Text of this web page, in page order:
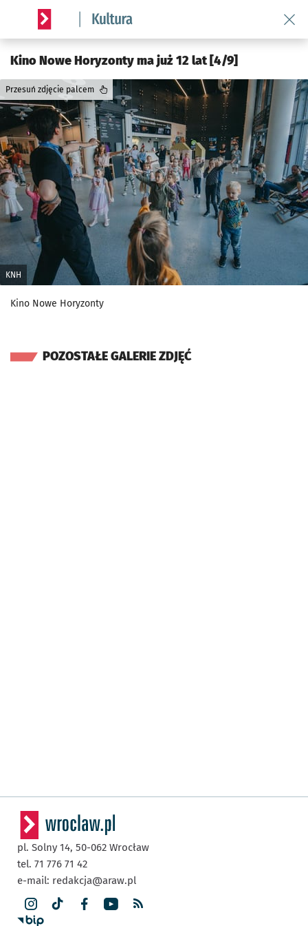
Serwis informacyjny wroclaw.pl podserwis: Kultura
Kino Nowe Horyzonty ma już 12 lat [4/9]
KNH
Przesuń zdjęcie palcem
Kino Nowe Horyzonty
POZOSTAŁE GALERIE ZDJĘĆ
pl. Solny 14, 50-062 Wrocław
tel. 71 776 71 42
e-mail: redakcja@araw.pl